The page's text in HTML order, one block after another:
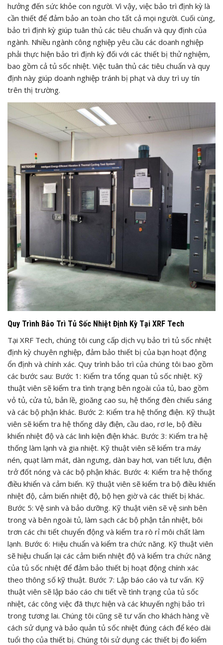
hưởng đến sức khỏe con người. Vì vậy, việc bảo trì định kỳ là
cần thiết để đảm bảo an toàn cho tất cả mọi người. Cuối cùng,
bảo trì định kỳ giúp tuân thủ các tiêu chuẩn và quy định của
ngành. Nhiều ngành công nghiệp yêu cầu các doanh nghiệp
phải thực hiện bảo trì định kỳ đối với các thiết bị thử nghiệm,
bao gồm cả tủ sốc nhiệt. Việc tuân thủ các tiêu chuẩn và quy
định này giúp doanh nghiệp tránh bị phạt và duy trì uy tín
trên thị trường.
Quy Trình Bảo Trì Tủ Sốc Nhiệt Định Kỳ Tại XRF Tech
Tại XRF Tech, chúng tôi cung cấp dịch vụ bảo trì tủ sốc nhiệt
định kỳ chuyên nghiệp, đảm bảo thiết bị của bạn hoạt động
ổn định và chính xác. Quy trình bảo trì của chúng tôi bao gồm
các bước sau: Bước 1: Kiểm tra tổng quan tủ sốc nhiệt. Kỹ
thuật viên sẽ kiểm tra tình trạng bên ngoài của tủ, bao gồm
vỏ tủ, cửa tủ, bản lề, gioăng cao su, hệ thống đèn chiếu sáng
và các bộ phận khác. Bước 2: Kiểm tra hệ thống điện. Kỹ thuật
viên sẽ kiểm tra hệ thống dây điện, cầu dao, rơ le, bộ điều
khiển nhiệt độ và các linh kiện điện khác. Bước 3: Kiểm tra hệ
thống làm lạnh và gia nhiệt. Kỹ thuật viên sẽ kiểm tra máy
nén, quạt làm mát, dàn ngưng, dàn bay hơi, van tiết lưu, điện
trở đốt nóng và các bộ phận khác. Bước 4: Kiểm tra hệ thống
điều khiển và cảm biến. Kỹ thuật viên sẽ kiểm tra bộ điều khiển
nhiệt độ, cảm biến nhiệt độ, bộ hẹn giờ và các thiết bị khác.
Bước 5: Vệ sinh và bảo dưỡng. Kỹ thuật viên sẽ vệ sinh bên
trong và bên ngoài tủ, làm sạch các bộ phận tản nhiệt, bôi
trơn các chi tiết chuyển động và kiểm tra rò rỉ môi chất làm
lạnh. Bước 6: Hiệu chuẩn và kiểm tra chức năng. Kỹ thuật viên
sẽ hiệu chuẩn lại các cảm biến nhiệt độ và kiểm tra chức năng
của tủ sốc nhiệt để đảm bảo thiết bị hoạt động chính xác
theo thông số kỹ thuật. Bước 7: Lập báo cáo và tư vấn. Kỹ
thuật viên sẽ lập báo cáo chi tiết về tình trạng của tủ sốc
nhiệt, các công việc đã thực hiện và các khuyến nghị bảo trì
trong tương lai. Chúng tôi cũng sẽ tư vấn cho khách hàng về
cách sử dụng và bảo quản tủ sốc nhiệt đúng cách để kéo dài
tuổi thọ của thiết bị. Chúng tôi sử dụng các thiết bị đo kiểm